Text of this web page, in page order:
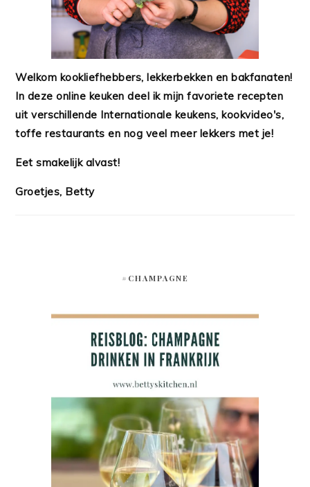
Welkom kookliefhebbers, lekkerbekken en bakfanaten!
In deze online keuken deel ik mijn favoriete recepten
uit verschillende Internationale keukens, kookvideo's,
toffe restaurants en nog veel meer lekkers met je!
Eet smakelijk alvast!
Groetjes, Betty
#CHAMPAGNE